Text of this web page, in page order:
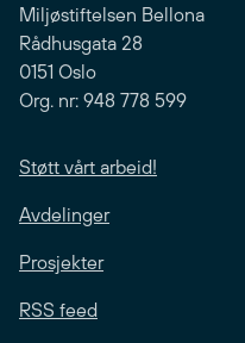
Miljøstiftelsen Bellona
Rådhusgata 28
0151 Oslo
Org. nr: 948 778 599
Støtt vårt arbeid!
Avdelinger
Prosjekter
RSS feed